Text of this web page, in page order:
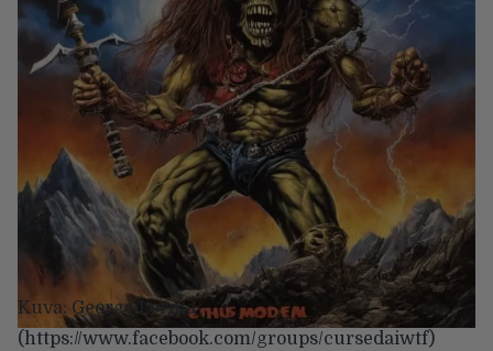
Kuva: George Lerma
(https://www.facebook.com/groups/cursedaiwtf)